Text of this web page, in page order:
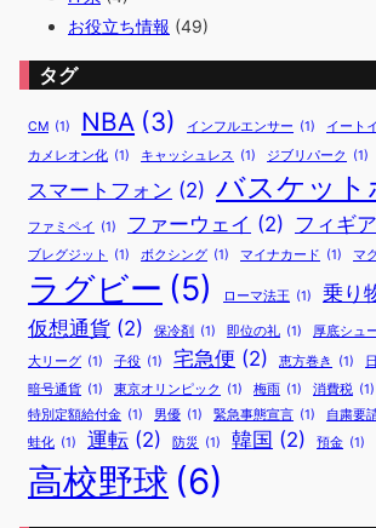
お役立ち情報 (49)
タグ
CM (1) NBA (3) インフルエンサー (1) イート
カメレオン化 (1) キャッシュレス (1) ジブリパーク (1)
スマートフォン (2) バスケット
ファミペイ (1) ファーウェイ (2) フィギ
ブレグジット (1) ボクシング (1) マイナカード (1) マ
ラグビー (5) ローマ法王 (1) 乗り
仮想通貨 (2) 保冷剤 (1) 即位の礼 (1) 厚底シュ
大リーグ (1) 子役 (1) 宅急便 (2) 恵方巻き (1)
暗号通貨 (1) 東京オリンピック (1) 梅雨 (1) 消費税 (1)
特別定額給付金 (1) 男優 (1) 緊急事態宣言 (1) 自粛要
蛙化 (1) 運転 (2) 防災 (1) 韓国 (2) 預金 (1)
高校野球 (6)